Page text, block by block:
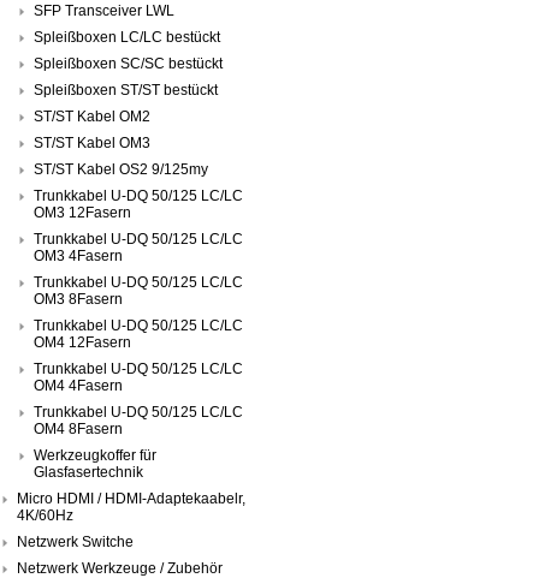
SFP Transceiver LWL
Spleißboxen LC/LC bestückt
Spleißboxen SC/SC bestückt
Spleißboxen ST/ST bestückt
ST/ST Kabel OM2
ST/ST Kabel OM3
ST/ST Kabel OS2 9/125my
Trunkkabel U-DQ 50/125 LC/LC
OM3 12Fasern
Trunkkabel U-DQ 50/125 LC/LC
OM3 4Fasern
Trunkkabel U-DQ 50/125 LC/LC
OM3 8Fasern
Trunkkabel U-DQ 50/125 LC/LC
OM4 12Fasern
Trunkkabel U-DQ 50/125 LC/LC
OM4 4Fasern
Trunkkabel U-DQ 50/125 LC/LC
OM4 8Fasern
Werkzeugkoffer für
Glasfasertechnik
Micro HDMI / HDMI-Adaptekaabelr,
4K/60Hz
Netzwerk Switche
Netzwerk Werkzeuge / Zubehör